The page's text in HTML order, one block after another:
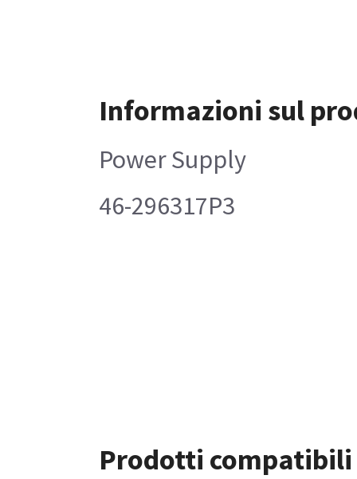
Informazioni sul
Power Supply
46-296317P3
Prodotti compatibili